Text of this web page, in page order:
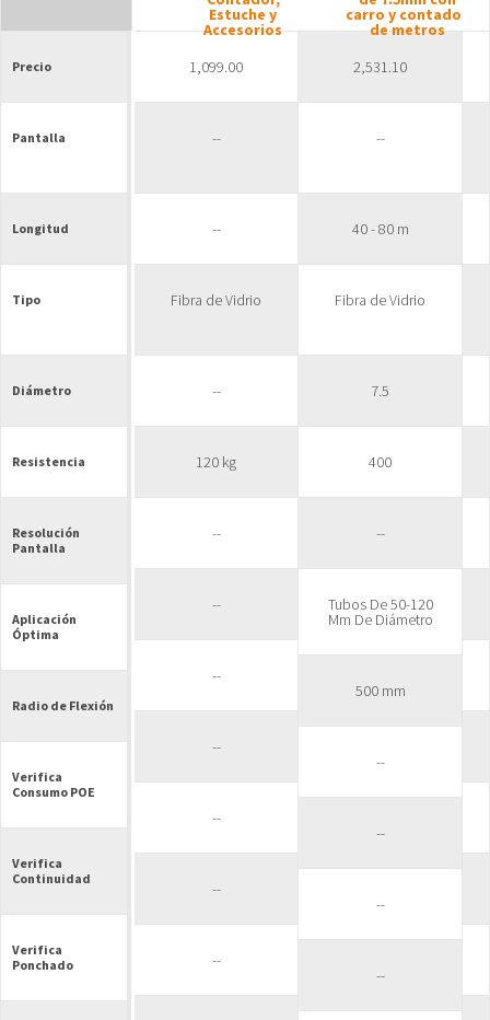
Precio
Pantalla
Longitud
Tipo
Diámetro
Resistencia
Resolución
Pantalla
Aplicación
Óptima
Radio de Flexión
Verifica
Consumo POE
Verifica
Continuidad
Verifica
Ponchado
Estuche y
Accesorios
1,099.00
--
--
Fibra de Vidrio
--
120 kg
--
--
--
--
--
--
--
carro y contador
de metros
2,531.10
--
40 - 80 m
Fibra de Vidrio
7.5
400
--
Tubos De 50-120
Mm De Diámetro
500 mm
--
--
--
--